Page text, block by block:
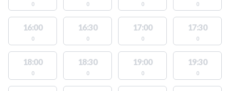
0 0 0 0
16:00
0
16:30
0
17:00
0
17:30
0
18:00
0
18:30
0
19:00
0
19:30
0